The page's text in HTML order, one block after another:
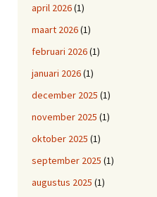
april 2026(1)
maart 2026(1)
februari 2026(1)
januari 2026(1)
december 2025 (1)
november 2025 (1)
oktober 2025 (1)
september 2025 (1)
augustus 2025 (1)